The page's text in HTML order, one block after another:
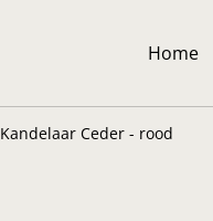
Home
Kandelaar Ceder - rood